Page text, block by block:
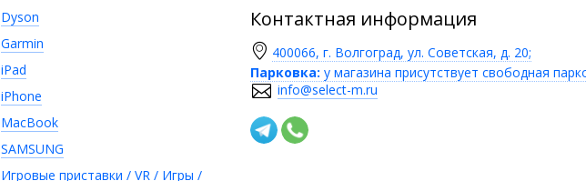
Dyson
Garmin
iPad
iPhone
MacBook
SAMSUNG
Игровые приставки / VR / Игры /
Контактная информация
400066, г. Волгоград, ул. Советская, д. 20;
Парковка: у магазина присутствует свободная
info@select-m.ru